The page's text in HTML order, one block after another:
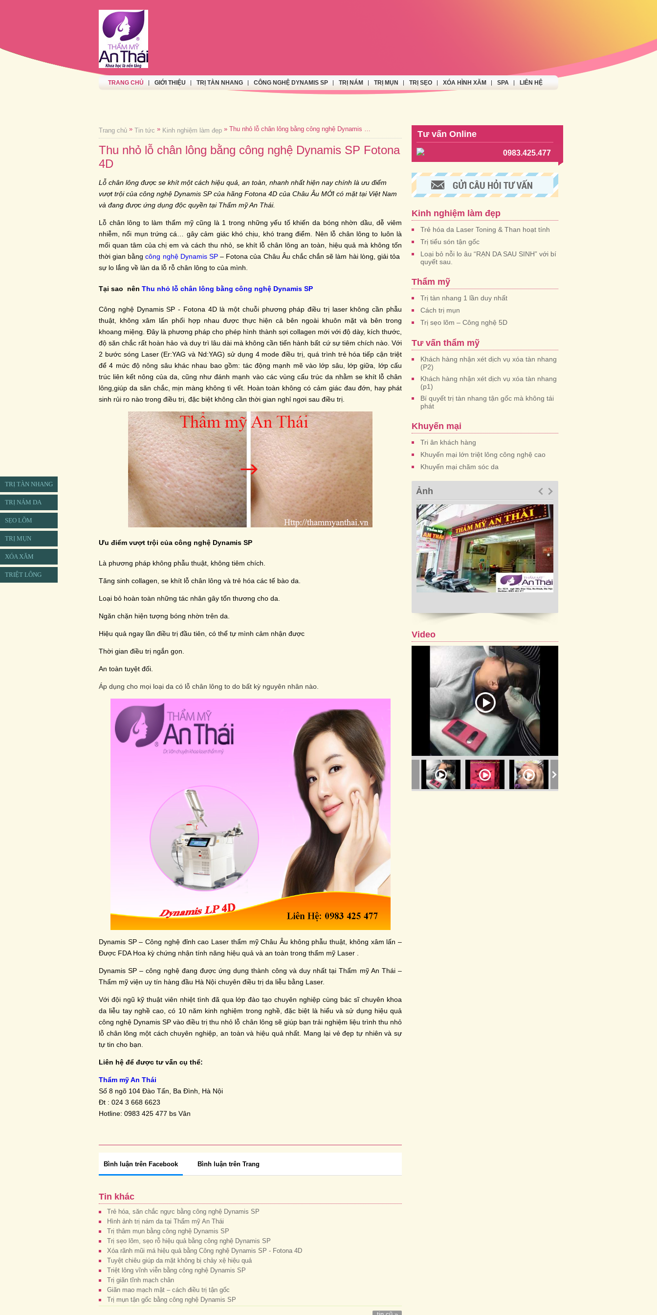
TRỊ TÀN NHANG
TRỊ NÁM DA
SẸO LÕM
TRỊ MỤN
XÓA XĂM
TRIỆT LÔNG
TRANG CHỦ GIỚI THIỆU TRỊ TÀN NHANG CÔNG NGHỆ DYNAMIS SP TRỊ NÁM TRỊ MỤN TRỊ SẸO XÓA HÌNH XĂM SPA LIÊN HỆ
Trang chủ » Tin tức » Kinh nghiệm làm đẹp » Thu nhỏ lỗ chân lông bằng công nghệ Dynamis SP Fotona 4D
Thu nhỏ lỗ chân lông bằng công nghệ Dynamis SP Fotona
4D
Lỗ chân lông được se khít một cách hiệu quả, an toàn, nhanh nhất hiện nay chính là ưu điểm
vượt trội của công nghệ Dynamis SP của hãng Fotona 4D của Châu Âu MỚI có mặt tại Việt Nam
và đang được ứng dụng độc quyền tại Thẩm mỹ An Thái.
Lỗ chân lông to làm thẩm mỹ cũng là 1 trong những yếu tố khiến da bóng nhờn dầu, dễ viêm
nhiễm, nổi mụn trứng cá… gây cảm giác khó chịu, khó trang điểm. Nên lỗ chân lông to luôn là
mối quan tâm của chị em và cách thu nhỏ, se khít lỗ chân lông an toàn, hiệu quả mà không tốn
thời gian bằngcông nghệ Dynamis SP– Fotona của Châu Âu chắc chắn sẽ làm hài lòng, giải tỏa
sự lo lắng về làn da lỗ rỗ chân lông to của mình.
Tại sao nên Thu nhỏ lỗ chân lông bằng công nghệ Dynamis SP
Công nghệ Dynamis SP - Fotona 4D là một chuỗi phương pháp điều trị laser không cần phẫu
thuật, không xâm lấn phối hợp nhau được thực hiện cả bên ngoài khuôn mặt và bên trong
khoang miệng. Đây là phương pháp cho phép hình thành sợi collagen mới với độ dày, kích thước,
độ săn chắc rất hoàn hảo và duy trì lâu dài mà không cần tiến hành bất cứ sự tiêm chích nào. Với
2 bước sóng Laser (Er:YAG và Nd:YAG) sử dụng 4 mode điều trị, quá trình trẻ hóa tiếp cận triệt
để 4 mức độ nông sâu khác nhau bao gồm: tác động mạnh mẽ vào lớp sâu, lớp giữa, lớp cấu
trúc liên kết nông của da, cũng như đánh mạnh vào các vùng cấu trúc da nhằm se khít lỗ chân
lông,giúp da săn chắc, mịn màng không tì vết. Hoàn toàn không có cảm giác đau đớn, hay phát
sinh rủi ro nào trong điều trị, đặc biệt không cần thời gian nghỉ ngơi sau điều trị.
Ưu điểm vượt trội của công nghệ Dynamis SP
Là phương pháp không phẫu thuật, không tiêm chích.
Tăng sinh collagen, se khít lỗ chân lông và trẻ hóa các tế bào da.
Loại bỏ hoàn toàn những tác nhân gây tổn thương cho da.
Ngăn chặn hiện tượng bóng nhờn trên da.
Hiệu quả ngay lần điều trị đầu tiên, có thể tự mình cảm nhận được
Thời gian điều trị ngắn gọn.
An toàn tuyệt đối.­
Áp dụng cho mọi loại da có lỗ chân lông to do bất kỳ nguyên nhân nào.
Dynamis SP – Công nghệ đỉnh cao Laser thẩm mỹ Châu Âu không phẫu thuật, không xâm lấn –
Được FDA Hoa kỳ chứng nhận tính năng hiệu quả và an toàn trong thẩm mỹ Laser .
Dynamis SP – công nghệ đang được ứng dụng thành công và duy nhất tại Thẩm mỹ An Thái –
Thẩm mỹ viện uy tín hàng đầu Hà Nội chuyên điều trị da liễu bằng Laser.
Với đội ngũ kỹ thuật viên nhiệt tình đã qua lớp đào tạo chuyên nghiệp cùng bác sĩ chuyên khoa
da liễu tay nghề cao, có 10 năm kinh nghiệm trong nghề, đặc biệt là hiểu và sử dụng hiệu quả
công nghệ Dynamis SP vào điều trị thu nhỏ lỗ chân lông sẽ giúp bạn trải nghiệm liệu trình thu nhỏ
lỗ chân lông một cách chuyên nghiệp, an toàn và hiệu quả nhất. Mang lại vẻ đẹp tự nhiên và sự
tự tin cho bạn.
Liên hệ để được tư vấn cụ thể:
Thẩm mỹ An Thái
Số 8 ngõ 104 Đào Tấn, Ba Đình, Hà Nội
Đt : 024 3 668 6623
Hotline: 0983 425 477 bs Vân
Bình luận trên Facebook Bình luận trên Trang
Tin khác
Trẻ hóa, săn chắc ngực bằng công nghệ Dynamis SP
Hình ảnh trị nám da tại Thẩm mỹ An Thái
Trị thâm mụn bằng công nghệ Dynamis SP
Trị sẹo lõm, sẹo rỗ hiệu quả bằng công nghệ Dynamis SP
Xóa rãnh mũi má hiệu quả bằng Công nghệ Dynamis SP - Fotona 4D
Tuyệt chiêu giúp da mặt không bị chảy xệ hiệu quả
Triệt lông vĩnh viễn bằng công nghệ Dynamis SP
Trị giãn tĩnh mạch chân
Giãn mao mạch mặt – cách điều trị tận gốc
Trị mụn tận gốc bằng công nghệ Dynamis SP
Tư vấn Online
0983.425.477
Kinh nghiệm làm đẹp
Trẻ hóa da Laser Toning & Than hoạt tính
Trị tiểu són tận gốc
Loại bỏ nỗi lo âu “RẠN DA SAU SINH” với bí
quyết sau.
Thẩm mỹ
Trị tàn nhang 1 lần duy nhất
Cách trị mụn
Trị sẹo lõm – Công nghệ 5D
Tư vấn thẩm mỹ
Khách hàng nhận xét dịch vụ xóa tàn nhang
(P2)
Khách hàng nhận xét dịch vụ xóa tàn nhang
(p1)
Bí quyết trị tàn nhang tận gốc mà không tái
phát
Khuyến mại
Tri ân khách hàng
Khuyến mại lớn triệt lông công nghệ cao
Khuyến mại chăm sóc da
Ảnh
Video